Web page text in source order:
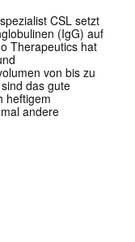
CSL setzt
(IgG) auf
Therapeutics hat
von bis zu
das gute
heftigem
andere